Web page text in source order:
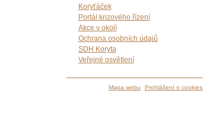
Koryťáček
Portál krizového řízení
Akce v okolí
Ochrana osobních údajů
SDH Koryta
Veřejné osvětlení
Mapa webu Prohlášení o cookies